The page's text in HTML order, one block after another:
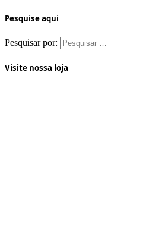
Pesquise aqui
Pesquisar por:
Visite nossa loja